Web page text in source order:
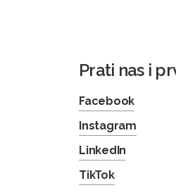
Prati nas i
Facebook
Instagram
LinkedIn
TikTok